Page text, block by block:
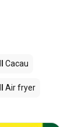
Cacau
Air fryer